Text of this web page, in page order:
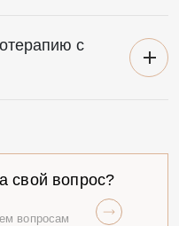
с
свой вопрос?
вопросам